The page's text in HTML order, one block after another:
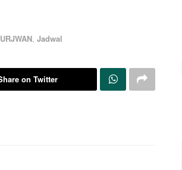
, Jadwal
on Twitter